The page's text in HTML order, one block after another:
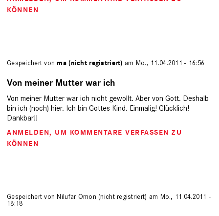
KÖNNEN
Gespeichert vonma (nicht registriert) am Mo., 11.04.2011 - 16:56
Von meiner Mutter war ich
Von meiner Mutter war ich nicht gewollt. Aber von Gott. Deshalb
bin ich (noch) hier. Ich bin Gottes Kind. Einmalig! Glücklich!
Dankbar!!
ANMELDEN, UM KOMMENTARE VERFASSEN ZU
KÖNNEN
Gespeichert vonNilufar Omon (nicht registriert) am Mo., 11.04.2011 -
18:18